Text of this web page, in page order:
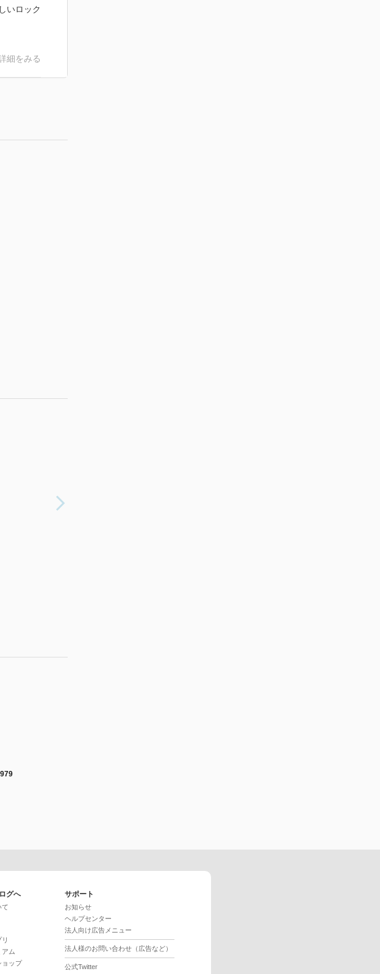
いロック
細をみる
グへ
て
アム
ョップ
サポート
お知らせ
ヘルプセンター
法人向け広告メニュー
法人様のお問い合わせ（広告など）
公式Twitter